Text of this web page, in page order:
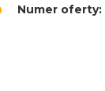
Numer oferty: